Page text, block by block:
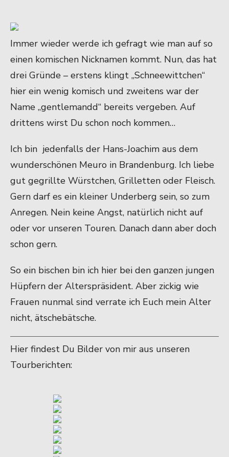
Immer wieder werde ich gefragt wie man auf so
einen komischen Nicknamen kommt. Nun, das hat
drei Gründe – erstens klingt „Schneewittchen“
hier ein wenig komisch und zweitens war der
Name „gentlemandd“ bereits vergeben. Auf
drittens wirst Du schon noch kommen…
Ich bin jedenfalls der Hans-Joachim aus dem
wunderschönen Meuro in Brandenburg. Ich liebe
gut gegrillte Würstchen, Grilletten oder Fleisch.
Gern darf es ein kleiner Underberg sein, so zum
Anregen. Nein keine Angst, natürlich nicht auf
oder vor unseren Touren. Danach dann aber doch
schon gern.
So ein bischen bin ich hier bei den ganzen jungen
Hüpfern der Alterspräsident. Aber zickig wie
Frauen nunmal sind verrate ich Euch mein Alter
nicht, ätschebätsche.
Hier findest Du Bilder von mir aus unseren
Tourberichten: